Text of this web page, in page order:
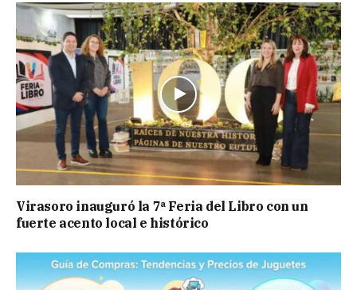
Virasoro inauguró la 7ª Feria del Libro con un
fuerte acento local e histórico